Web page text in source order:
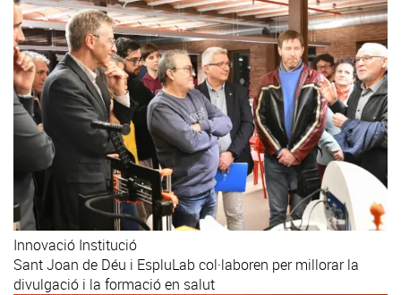
Innovació Institució
Sant Joan de Déu i EspluLab col·laboren per millorar la
divulgació i la formació en salut